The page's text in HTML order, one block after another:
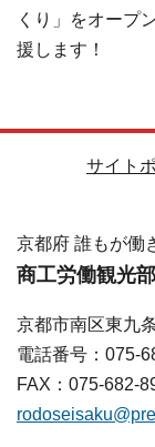
くり」をオープ
援します！
サイト
京都府 誰もが働
商工労働観光
京都市南区東九
電話番号：075-
FAX：075-682-